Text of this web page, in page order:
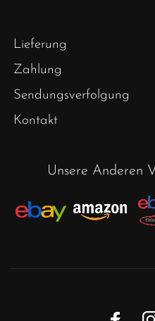
Lieferung
Zahlung
Sendungsverfolgung
Kontakt
Unsere Anderen